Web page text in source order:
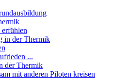
in der Thermik
...
der Thermik
mit anderen Piloten kreisen